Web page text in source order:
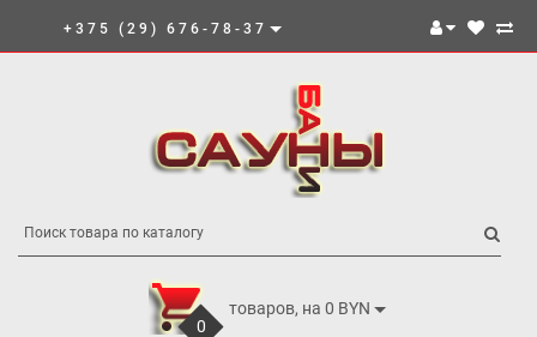
+375 (29) 676-78-37
0
товаров, на 0 BYN